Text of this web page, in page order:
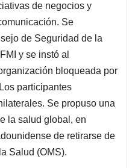
de negocios y
Se
de Seguridad de la
y se instó al
bloqueada por
participantes
Se propuso una
la salud global, en
de retirarse de
Salud (OMS).